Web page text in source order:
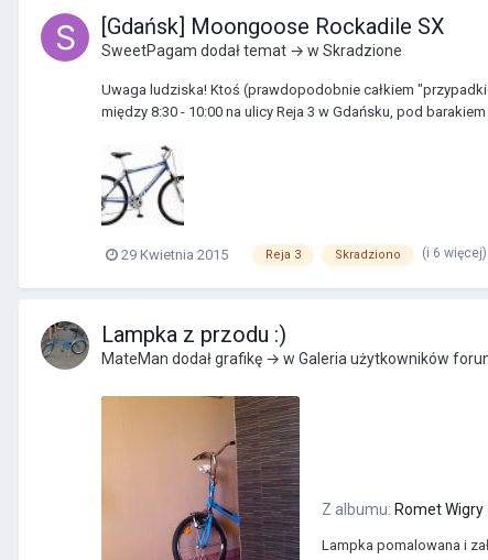
[Gdańsk] Moongoose Rockadile SX
SweetPagam dodał temat → w Skradzione
Uwaga ludziska! Ktoś (prawdopodobnie całkiem
między 8:30 - 10:00 na ulicy Reja 3 w Gdańsku, pod
29 Kwietnia 2015 Reja 3 Skradziono (i 6 więcej)
Lampka z przodu :)
MateMan dodał grafikę → w Galeria użytkowników
Z albumu: Romet Wigry
Lampka pomalowana i